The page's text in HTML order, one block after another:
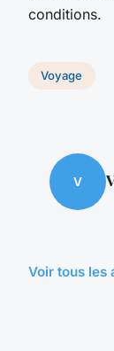
conditions.
Voyage
V
Voir tous les